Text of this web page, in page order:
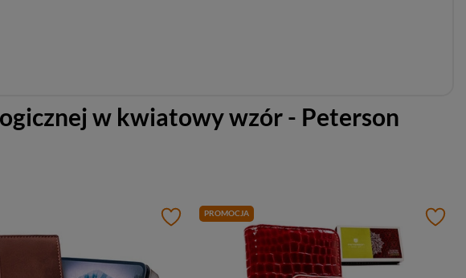
w kwiatowy wzór - Peterson
PROMOCJA